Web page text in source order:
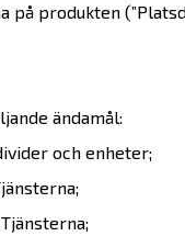
produkten
ändamål:
och enheter;